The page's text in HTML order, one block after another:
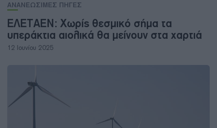
ΑΝΑΝΕΩΣΙΜΕΣ ΠΗΓΕΣ
ΕΛΕΤΑΕΝ: Χωρίς θεσμικό σήμα τα
υπεράκτια αιολικά θα μείνουν στα χαρτιά
12 Ιουνίου 2025